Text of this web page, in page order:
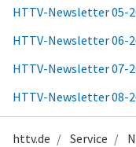
HTTV-Newsletter 05-
HTTV-Newsletter 06-
HTTV-Newsletter 07-
HTTV-Newsletter 08-
httv.de Service